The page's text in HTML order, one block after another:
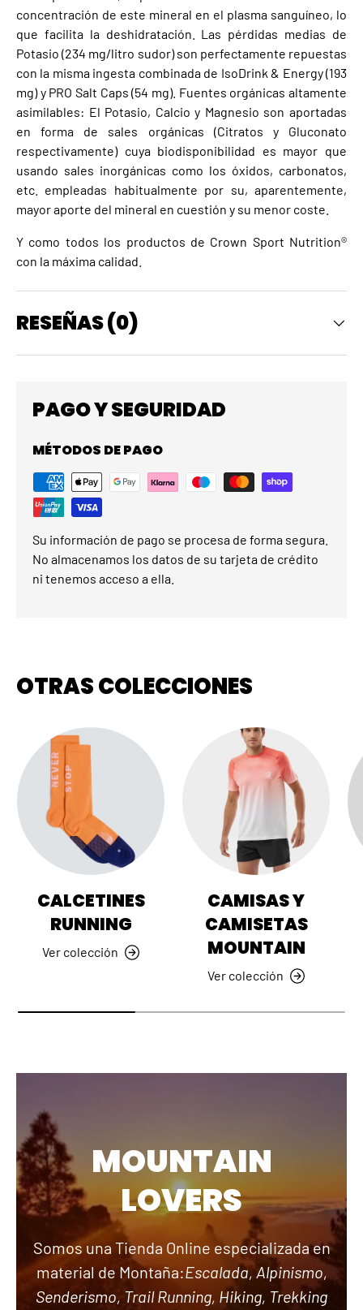
concentración de este mineral en el plasma sanguíneo, lo
que facilita la deshidratación. Las pérdidas medias de
Potasio (234 mg/litro sudor) son perfectamente repuestas
con la misma ingesta combinada de IsoDrink & Energy (193
mg) y PRO Salt Caps (54 mg). Fuentes orgánicas altamente
asimilables: El Potasio, Calcio y Magnesio son aportadas
en forma de sales orgánicas (Citratos y Gluconato
respectivamente) cuya biodisponibilidad es mayor que
usando sales inorgánicas como los óxidos, carbonatos,
etc. empleadas habitualmente por su, aparentemente,
mayor aporte del mineral en cuestión y su menor coste.
Y como todos los productos de Crown Sport Nutrition®
con la máxima calidad.
RESEÑAS (0)
PAGO Y SEGURIDAD
MÉTODOS DE PAGO
Su información de pago se procesa de forma segura.
No almacenamos los datos de su tarjeta de crédito
ni tenemos acceso a ella.
OTRAS COLECCIONES
CALCETINES
RUNNING
Ver colección
CAMISAS Y
CAMISETAS
MOUNTAIN
Ver colección
MOUNTAIN
LOVERS
Somos una Tienda Online especializada en
material de Montaña:Escalada, Alpinismo,
Senderismo, Trail Running, Hiking, Trekking